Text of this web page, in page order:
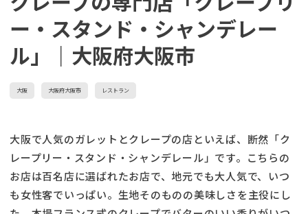
ー・スタンド・シャンデレー
ル」｜大阪府大阪市
大阪 大阪府大阪市 レストラン
大阪で人気のガレットとクレープの店といえば、断然「ク
レープリー・スタンド・シャンデレール」です。こちらの
お店は百名店に選ばれたお店で、地元でも大人気で、いつ
も女性客でいっぱい。生地そのものの美味しさを主役にし